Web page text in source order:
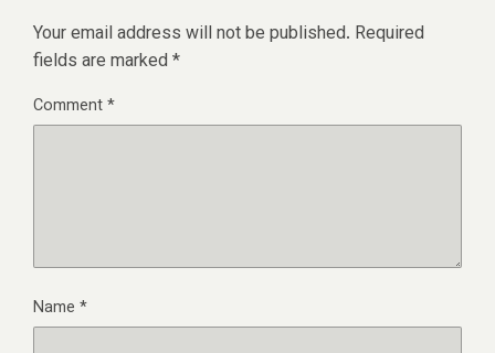
Your email address will not be published. Required
fields are marked *
Comment*
Name *